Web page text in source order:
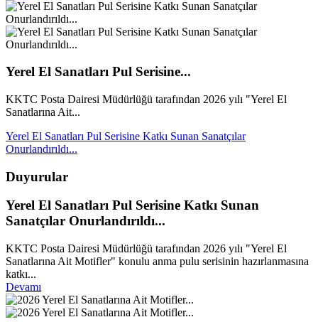
Yerel El Sanatları Pul Serisine...
KKTC Posta Dairesi Müdürlüğü tarafından 2026 yılı "Yerel El
Sanatlarına Ait...
Yerel El Sanatları Pul Serisine Katkı Sunan Sanatçılar
Onurlandırıldı...
Duyurular
Yerel El Sanatları Pul Serisine Katkı Sunan
Sanatçılar Onurlandırıldı...
KKTC Posta Dairesi Müdürlüğü tarafından 2026 yılı "Yerel El
Sanatlarına Ait Motifler" konulu anma pulu serisinin hazırlanmasına
katkı...
Devamı